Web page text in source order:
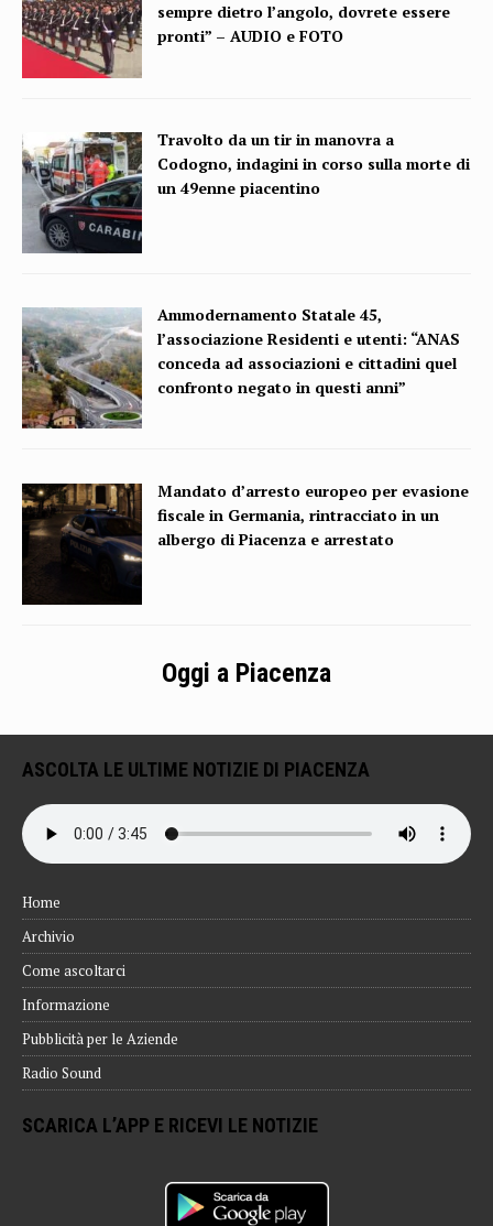
sempre dietro l’angolo, dovrete essere
pronti” – AUDIO e FOTO
Travolto da un tir in manovra a
Codogno, indagini in corso sulla morte di
un 49enne piacentino
Ammodernamento Statale 45,
l’associazione Residenti e utenti: “ANAS
conceda ad associazioni e cittadini quel
confronto negato in questi anni”
Mandato d’arresto europeo per evasione
fiscale in Germania, rintracciato in un
albergo di Piacenza e arrestato
Oggi a Piacenza
ASCOLTA LE ULTIME NOTIZIE DI PIACENZA
Home
Archivio
Come ascoltarci
Informazione
Pubblicità per le Aziende
Radio Sound
SCARICA L’APP E RICEVI LE NOTIZIE